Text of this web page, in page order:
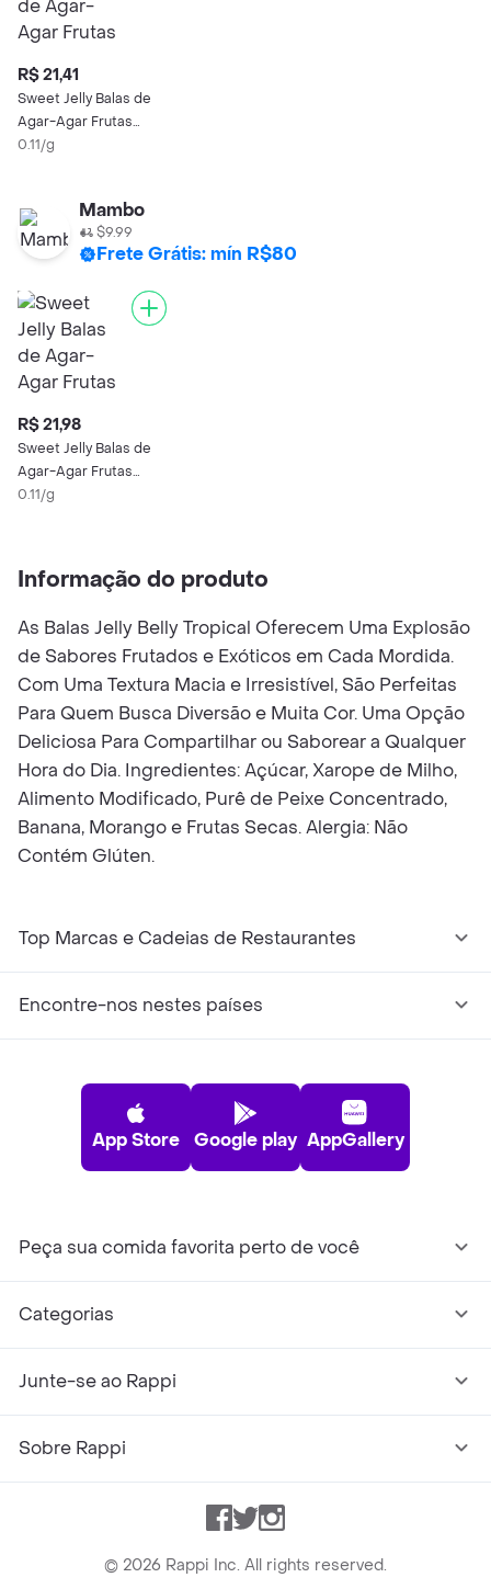
R$ 21,41
Sweet Jelly Balas de
Agar-Agar Frutas
200g
0.11/g
Mambo
$9.99
Frete Grátis: mín R$80
R$ 21,98
Sweet Jelly Balas de
Agar-Agar Frutas
200g
0.11/g
Informação do produto
As Balas Jelly Belly Tropical Oferecem Uma Explosão
de Sabores Frutados e Exóticos em Cada Mordida.
Com Uma Textura Macia e Irresistível, São Perfeitas
Para Quem Busca Diversão e Muita Cor. Uma Opção
Deliciosa Para Compartilhar ou Saborear a Qualquer
Hora do Dia. Ingredientes: Açúcar, Xarope de Milho,
Alimento Modificado, Purê de Peixe Concentrado,
Banana, Morango e Frutas Secas. Alergia: Não
Contém Glúten.
Top Marcas e Cadeias de Restaurantes
Encontre-nos nestes países
App Store Google play AppGallery
Peça sua comida favorita perto de você
Categorias
Junte-se ao Rappi
Sobre Rappi
Facebook
TwitterInstagram
© 2026 Rappi Inc. All rights reserved.